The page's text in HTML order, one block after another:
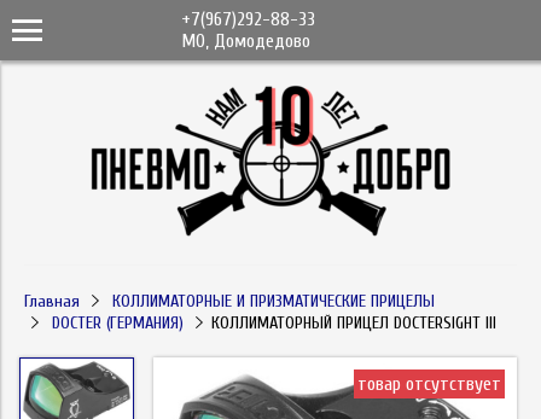
+7(967)292-88-33
МО, Домодедово
Главная
КОЛЛИМАТОРНЫЕ И ПРИЗМАТИЧЕСКИЕ ПРИЦЕЛЫ
DOCTER (ГЕРМАНИЯ)
КОЛЛИМАТОРНЫЙ ПРИЦЕЛ DOCTERSIGHT III
товар отсутствует